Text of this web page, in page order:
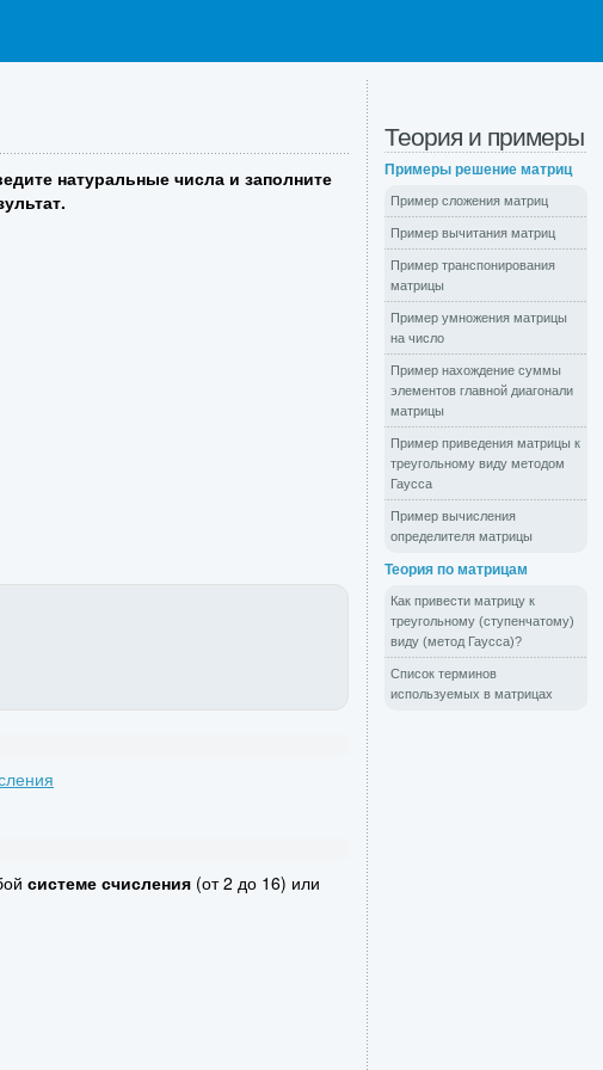
натуральные числа и заполните
системе счисления(от 2 до 16) или
Теория и примеры
Примеры решение матриц
Пример сложения матриц
Пример вычитания матриц
Пример транспонирования
матрицы
Пример умножения матрицы
на число
Пример нахождение суммы
элементов главной диагонали
матрицы
Пример приведения матрицы к
треугольному виду методом
Гаусса
Пример вычисления
определителя матрицы
Теория по матрицам
Как привести матрицу к
треугольному (ступенчатому)
виду (метод Гаусса)?
Список терминов
используемых в матрицах